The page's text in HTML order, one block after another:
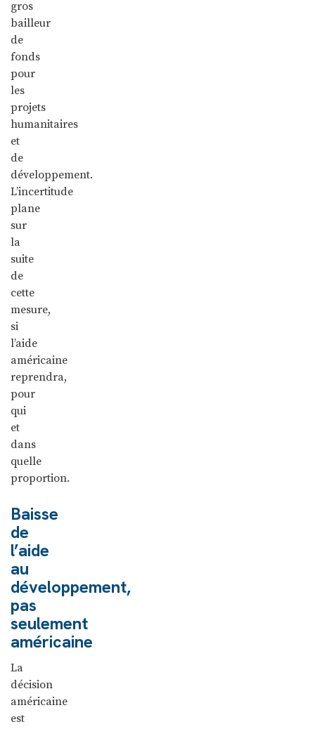
gros
bailleur
de
fonds
pour
les
projets
humanitaires
et
de
développement.
L’incertitude
plane
sur
la
suite
de
cette
mesure,
si
l’aide
américaine
reprendra,
pour
qui
et
dans
quelle
proportion.
Baisse
de
l’aide
au
développement,
pas
seulement
américaine
La
décision
américaine
est